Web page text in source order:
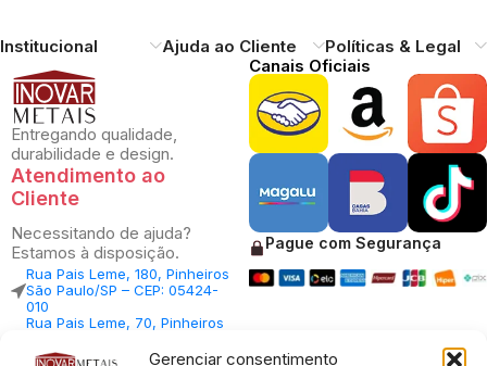
Gerenciar consentimento
Institucional Ajuda ao Cliente Políticas & Legal
Entregando qualidade,
durabilidade e design.
Atendimento ao
Cliente
Necessitando de ajuda?
Estamos à disposição.
Rua Pais Leme, 180, Pinheiros
São Paulo/SP – CEP: 05424-
010
Rua Pais Leme, 70, Pinheiros
010
Canais Oficiais
Pague com Segurança